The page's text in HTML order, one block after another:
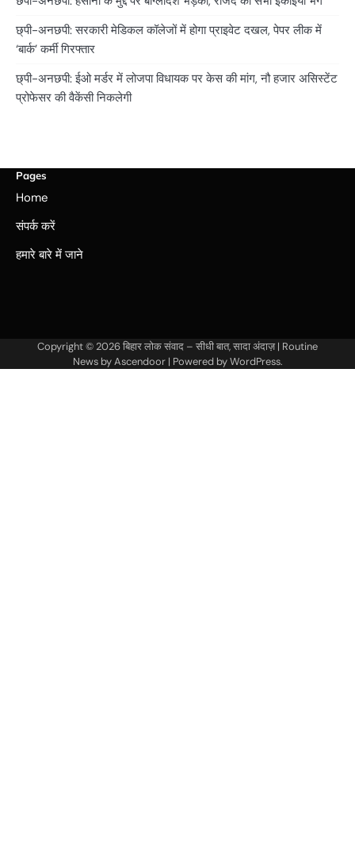
छ्पी-अनछपी: सरकारी मेडिकल कॉलेजों में होगा प्राइवेट दखल, पेपर लीक में
‘बार्क’ कर्मी गिरफ्तार
छ्पी-अनछपी: ईओ मर्डर में लोजपा विधायक पर केस की मांग, नौ हजार असिस्टेंट
प्रोफेसर की वैकेंसी निकलेगी
Pages
Home
संपर्क करें
हमारे बारे में जाने
Copyright © 2026बिहार लोक संवाद – सीधी बात, सादा अंदाज़| Routine
News byAscendoor| Powered byWordPress.